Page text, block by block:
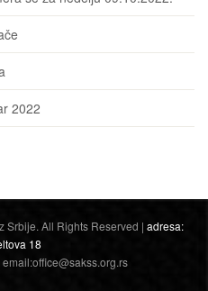
2022
Srbije. All Rights Reserved | adresa:
18